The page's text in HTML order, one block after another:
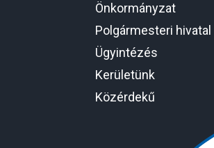
Önkormányzat
Polgármesteri hivatal
Ügyintézés
Kerületünk
Közérdekű